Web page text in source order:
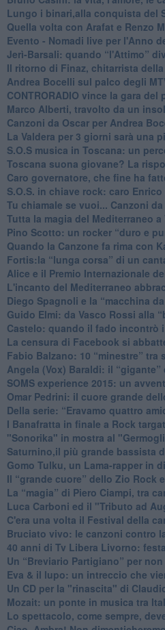
​Lungo i binari,alla conquista del
​Quella volta con Arafat e Renzo
​Evento - Nomadi live per l'Anno
Jerì-Barsali: quando “l'Attimo”
Il ritorno di Finaz, chitarrista
Andrea Bocelli sul palco degli
CONTRORADIO vince la gara
Marco Alberti, travolto da un
Canzoni da Oscar per Andrea
La Valdera per 3 giorni sarà una
S.O.S musica in Toscana: un
​Toscana suona giovane? La
Caro governatore, che fine ha
S.O.S. in chiave rock: caro
Tu chiamale se vuoi... Canzoni
​Tutta la magia del Mediterraneo
​Pino Scotto: un rocker “duro e
​Quando la Canzone fa rima con
​Fortis:la “lunga corsa” di un
Alice e il Premio Internazionale
​L'incanto del Mediterraneo
​Diego Spagnoli e la “macchina
​Guido Elmi: da Vasco Rossi alla
​Castelo: quando il fado incontrò
La censura di Facebook si
Fabio Balzano: 10 “minestre” tra
Angela (Vox) Baraldi: il “gigante”
​SOMS experience 2015: un
Omar Pedrini: il cuore grande
Della serie: “Eravamo quattro
I Banafratta in finale a Rock
"Sonorika" in mostra al
​Saturnino,il più grande bassista
​Gomo Tulku, un Lama-rapper in
​Il “grande cuore” dello Zio Rock
La “magia” di Piero Ciampi, tra
Luca Carboni ed il "Tributo ad
C'era una volta il Festival della
Bruciato vivo: le canzoni contro
40 anni di Tv Libera Livorno:
Un “Breviario Partigiano” per
Eva & il lupo: un intreccio che
Un CD per la "rinascita" di
Mozait: un ponte in musica tra
Lo spettacolo, come sempre,